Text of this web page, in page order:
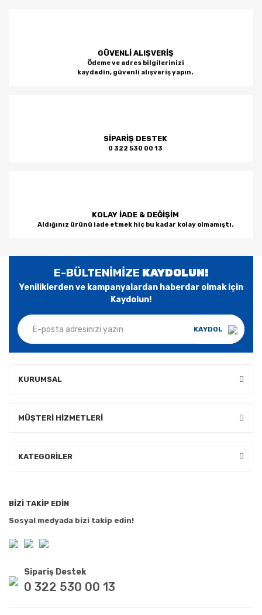
GÜVENLİ ALIŞVERİŞ
Ödeme ve adres bilgilerinizi
kaydedin, güvenli alışveriş yapın.
SİPARİŞ DESTEK
0 322 530 00 13
KOLAY İADE & DEĞİŞİM
Aldığınız ürünü iade etmek hiç bu kadar kolay olmamıştı.
E-BÜLTENİMİZE KAYDOLUN!
Yeniliklerden ve kampanyalardan haberdar olmak için
Kaydolun!
KAYDOL
KURUMSAL
MÜŞTERİ HİZMETLERİ
KATEGORİLER
BİZİ TAKİP EDİN
Sosyal medyada bizi takip edin!
Sipariş Destek
0 322 530 00 13